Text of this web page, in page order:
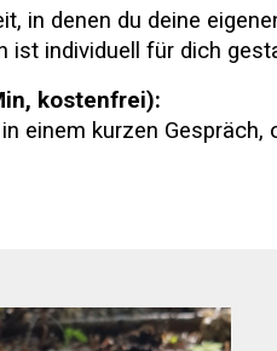
in denen du deine
ist individuell für dich
kostenfrei):
einem kurzen